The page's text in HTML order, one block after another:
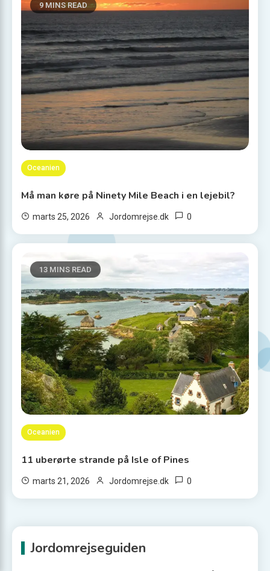
9 MINS READ
Oceanien
Må man køre på Ninety Mile Beach i en lejebil?
marts 25, 2026 Jordomrejse.dk 0
13 MINS READ
Oceanien
11 uberørte strande på Isle of Pines
marts 21, 2026 Jordomrejse.dk 0
Jordomrejseguiden